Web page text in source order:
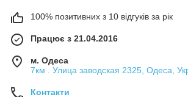
100% позитивних з 10 відгуків за рік
Працює з 21.04.2016
м. Одеса
7км . Улица заводская 2325, Одеса,
Контакти